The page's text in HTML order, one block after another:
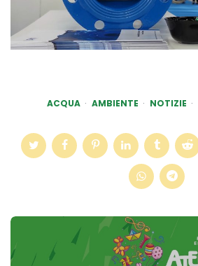
ACQUA AMBIENTE NOTIZIE
Post
navigation